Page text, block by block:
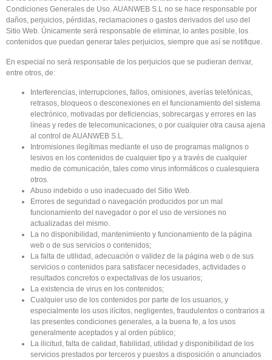
Condiciones Generales de Uso. AUANWEB S.L no se hace responsable por
daños, perjuicios, pérdidas, reclamaciones o gastos derivados del uso del
Sitio Web. Únicamente será responsable de eliminar, lo antes posible, los
contenidos que puedan generar tales perjuicios, siempre que así se notifique.
En especial no será responsable de los perjuicios que se pudieran derivar,
entre otros, de:
Interferencias, interrupciones, fallos, omisiones, averías telefónicas,
retrasos, bloqueos o desconexiones en el funcionamiento del sistema
electrónico, motivadas por deficiencias, sobrecargas y errores en las
líneas y redes de telecomunicaciones, o por cualquier otra causa ajena
al control de AUANWEB S.L.
Intromisiones ilegítimas mediante el uso de programas malignos o
lesivos en los contenidos de cualquier tipo y a través de cualquier
medio de comunicación, tales como virus informáticos o cualesquiera
otros.
Abuso indebido o uso inadecuado del Sitio Web.
Errores de seguridad o navegación producidos por un mal
funcionamiento del navegador o por el uso de versiones no
actualizadas del mismo.
La no disponibilidad, mantenimiento y funcionamiento de la página
web o de sus servicios o contenidos;
La falta de utilidad, adecuación o validez de la página web o de sus
servicios o contenidos para satisfacer necesidades, actividades o
resultados concretos o expectativas de los usuarios;
La existencia de virus en los contenidos;
Cualquier uso de los contenidos por parte de los usuarios, y
especialmente los usos ilícitos, negligentes, fraudulentos o contrarios a
las presentes condiciones generales, a la buena fe, a los usos
generalmente aceptados y al orden público;
La ilicitud, falta de calidad, fiabilidad, utilidad y disponibilidad de los
servicios prestados por terceros y puestos a disposición o anunciados